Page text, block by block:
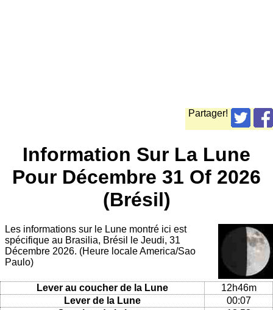
Partager!
Information Sur La Lune
Pour Décembre 31 Of 2026
(Brésil)
Les informations sur le Lune montré ici est
spécifique au Brasilia, Brésil le Jeudi, 31
Décembre 2026. (Heure locale America/Sao
Paulo)
Lever au coucher de la Lune
12h46m
Lever de la Lune
00:07